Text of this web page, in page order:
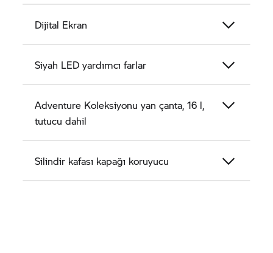
Dijital Ekran
Siyah LED yardımcı farlar
Adventure Koleksiyonu yan çanta, 16 l,
tutucu dahil
Silindir kafası kapağı koruyucu